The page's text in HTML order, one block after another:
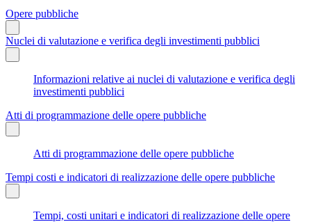
Opere pubbliche
Nuclei di valutazione e verifica degli investimenti pubblici
Informazioni relative ai nuclei di valutazione e verifica degli
investimenti pubblici
Atti di programmazione delle opere pubbliche
Atti di programmazione delle opere pubbliche
Tempi costi e indicatori di realizzazione delle opere pubbliche
Tempi, costi unitari e indicatori di realizzazione delle opere